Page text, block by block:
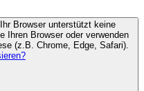
Ihr Browser unterstützt keine
Ihren Browser oder verwenden
(z.B. Chrome, Edge, Safari).